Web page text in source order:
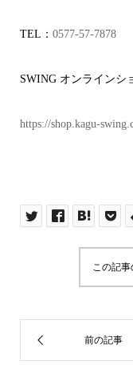
TEL： 0577-57-7878
SWING オンラインシ
https://shop.kagu-
この記